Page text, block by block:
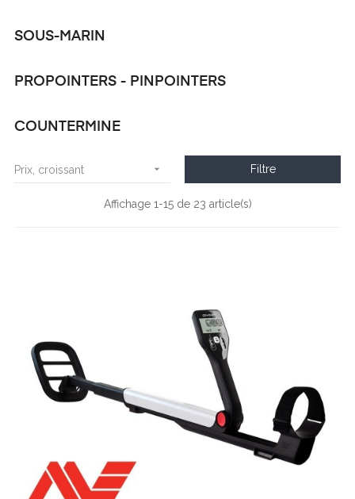
SOUS-MARIN
PROPOINTERS - PINPOINTERS
COUNTERMINE
Prix, croissant  Filtre
Affichage 1-15 de 23 article(s)